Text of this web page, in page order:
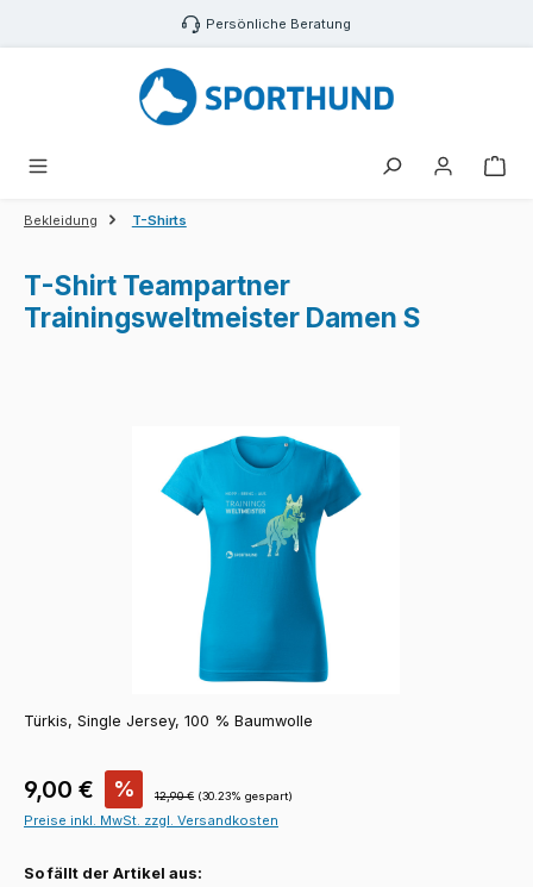
Zum Hauptinhalt springen Persönliche Beratung
Bekleidung T-Shirts
T-Shirt Teampartner
Trainingsweltmeister Damen S
Türkis, Single Jersey, 100 % Baumwolle
Verkaufspreis:
9,00 € % Regulärer Preis:
12,90 € (30.23% gespart)
Preise inkl. MwSt. zzgl. Versandkosten
So fällt der Artikel aus: